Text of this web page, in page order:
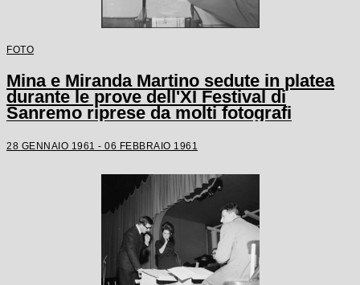
FOTO
Mina e Miranda Martino sedute in platea
durante le prove dell'XI Festival di
Sanremo riprese da molti fotografi
28 GENNAIO 1961 - 06 FEBBRAIO 1961